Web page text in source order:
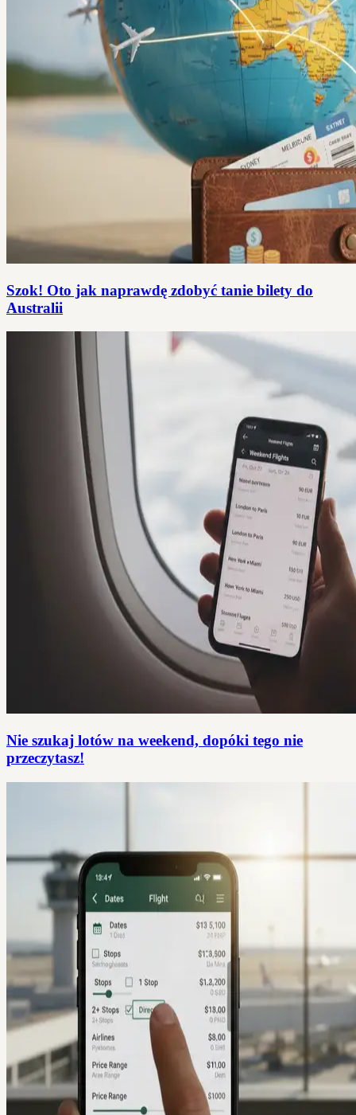
Szok! Oto jak naprawdę zdobyć tanie bilety do
Australii
Nie szukaj lotów na weekend, dopóki tego nie
przeczytasz!